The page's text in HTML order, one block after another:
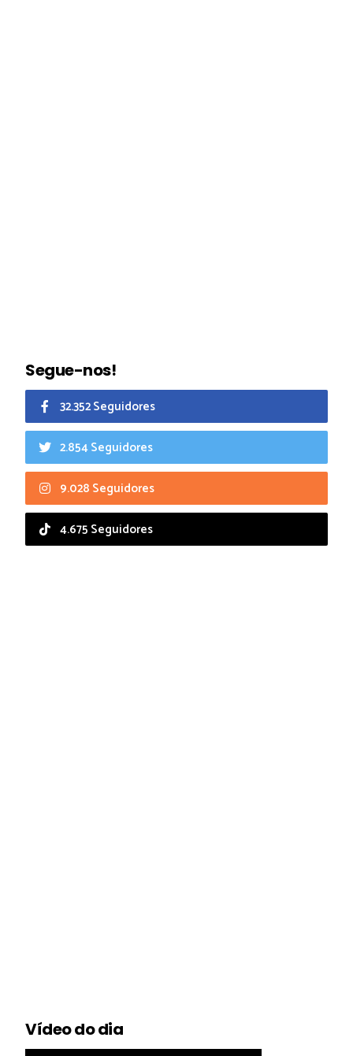
Segue-nos!
32.352 Seguidores
2.854 Seguidores
9.028 Seguidores
4.675 Seguidores
Vídeo do dia